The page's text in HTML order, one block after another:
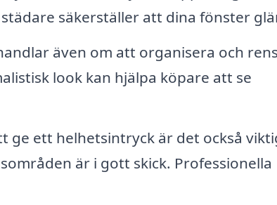
säkerställer att dina fönster
även om att organisera och
look kan hjälpa köpare att se
ge ett helhetsintryck är det också
är i gott skick. Professionella